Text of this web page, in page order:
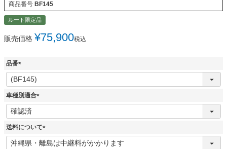
商品番号 BF145
ルート限定品
販売価格 ¥75,900税込
品番
(
必
須
車種別適合
(
須
送料について
(
必